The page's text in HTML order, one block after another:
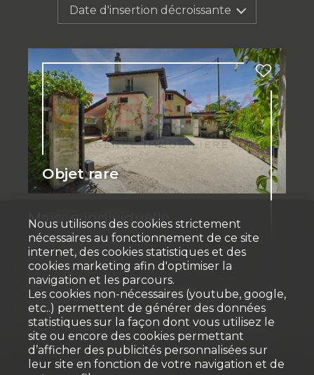
Date d'insertion décroissante
Objet rare
Maison individuelle
Chêne-Bougeries
CHF 1'850'000.-
97 m² 205 m² 5 2 2025
Nous utilisons des cookies strictement
nécessaires au fonctionnement de ce site
internet, des cookies statistiques et des
cookies marketing afin d'optimiser la
navigation et les parcours.
Les cookies non-nécessaires (youtube, google,
etc..) permettent de générer des données
statistiques sur la façon dont vous utilisez le
site ou encore des cookies permettant
d’afficher des publicités personnalisées sur
leur site en fonction de votre navigation et de